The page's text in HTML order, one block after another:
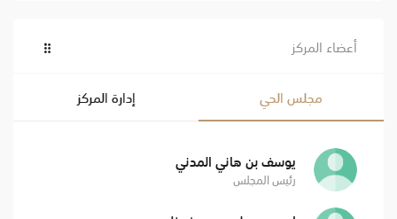
أعضاء المركز
مجلس الحي
إدارة المركز
يوسف بن هاني المدني
رئيس المجلس